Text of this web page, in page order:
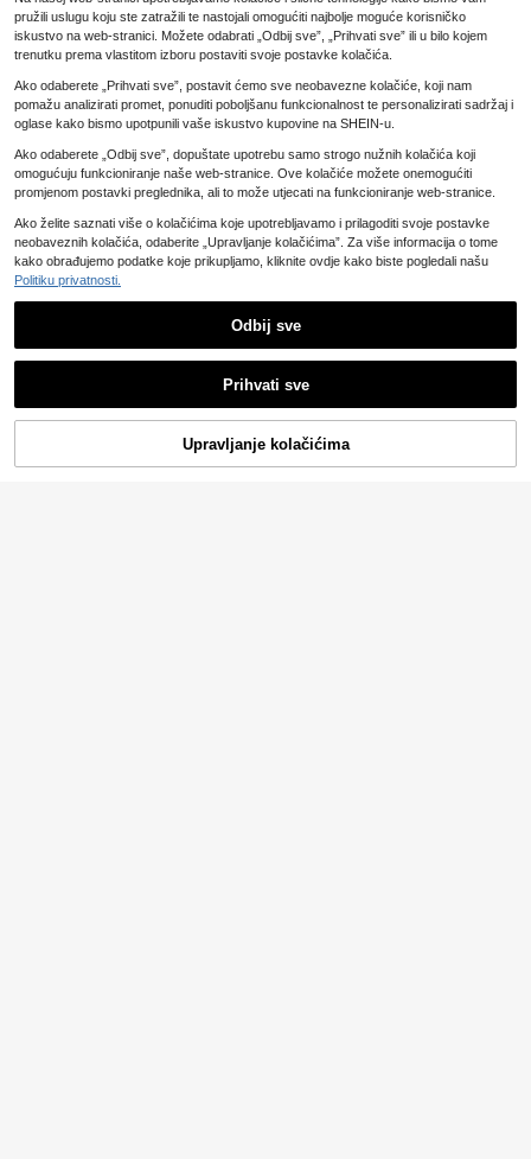
ave od 57 kom plavih, srebrnih i crni
h balona, veliki plavi balon s brojem
od 40 inča, plavi banner s balonima
u obliku srca od 18 inča, lateks balo
ni od 10 inča, savršeno za dekoracij
u rođendanske zabave i sobe
7.91€
lucava zlatna folija za uzrast 16, 18,
21, 30, 40, 50, 60 godina - ukras za
zabavu
3 .25€
Dodaj u košaricu
pružili uslugu koju ste zatražili te nastojali omogućiti najbolje moguće korisničko
iskustvo na web-stranici. Možete odabrati „Odbij sve”, „Prihvati sve” ili u bilo kojem
trenutku prema vlastitom izboru postaviti svoje postavke kolačića.
Ako odaberete „Prihvati sve”, postavit ćemo sve neobavezne kolačiće, koji nam
pomažu analizirati promet, ponuditi poboljšanu funkcionalnost te personalizirati sadržaj i
oglase kako bismo upotpunili vaše iskustvo kupovine na SHEIN-u.
Ako odaberete „Odbij sve”, dopuštate upotrebu samo strogo nužnih kolačića koji
omogućuju funkcioniranje naše web-stranice. Ove kolačiće možete onemogućiti
promjenom postavki preglednika, ali to može utjecati na funkcioniranje web-stranice.
Ako želite saznati više o kolačićima koje upotrebljavamo i prilagoditi svoje postavke
neobaveznih kolačića, odaberite „Upravljanje kolačićima”. Za više informacija o tome
kako obrađujemo podatke koje prikupljamo, kliknite ovdje kako biste pogledali našu
Politiku privatnosti.
Odbij sve
Prihvati sve
Upravljanje kolačićima